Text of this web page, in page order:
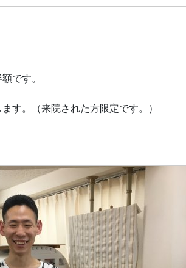
です。
す。（来院された方限定です。）